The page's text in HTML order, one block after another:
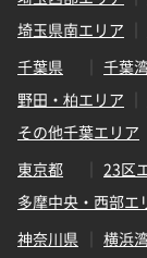
埼玉県南エリア
千葉県
千葉
野田・柏エリア
その他千葉エリア
東京都
23区
多摩中央・西部エ
神奈川県
横浜